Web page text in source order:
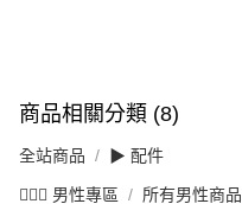
商品相關分類 (8)
全站商品 ▶ 配件
💁🏻‍♂️ 男性專區 所有男性商品